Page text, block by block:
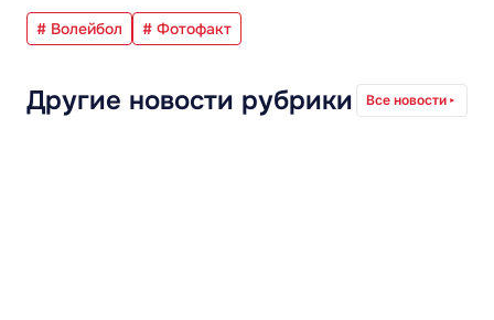
# Волейбол # Фотофакт
Другие новости рубрики Все новости